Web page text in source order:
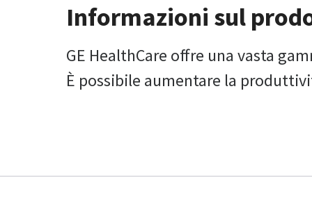
Informazioni sul
GE HealthCare offre una vasta
È possibile aumentare la